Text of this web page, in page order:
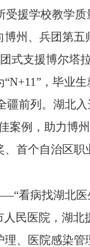
受援学校教学质
博州、兵团第五
式支援博尔塔
“N+11”，毕业
疆前列。湖北
案例，助力博
、首个自治区职
看病找湖北医
人民医院，湖北
、医院感染管